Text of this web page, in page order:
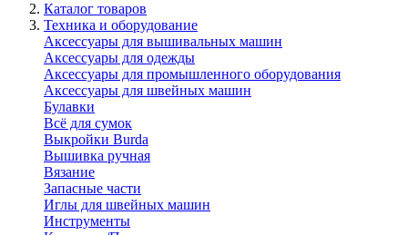
Каталог товаров
Техника и оборудование
Аксессуары для вышивальных машин
Аксессуары для одежды
Аксессуары для промышленного оборудования
Аксессуары для швейных машин
Булавки
Всё для сумок
Выкройки Burda
Вышивка ручная
Вязание
Запасные части
Иглы для швейных машин
Инструменты